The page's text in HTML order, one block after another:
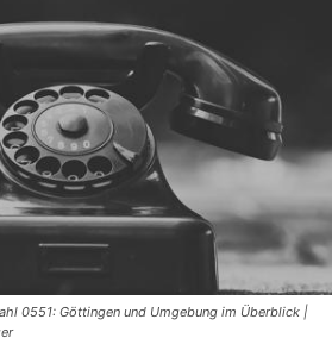
0551: Göttingen und Umgebung im Überblick |